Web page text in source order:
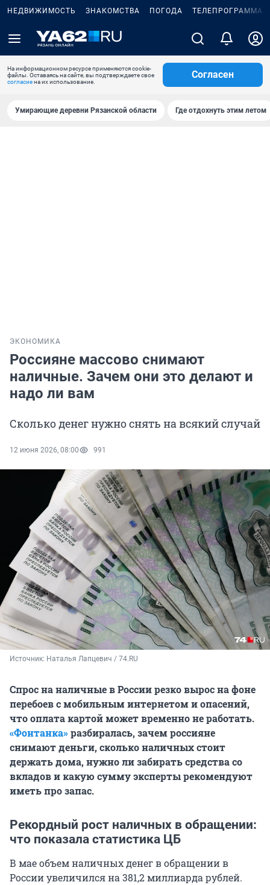
НЕДВИЖИМОСТЬ ЗНАКОМСТВА ПОГОДА ТЕЛЕПРОГРАММА
На информационном ресурсе применяются cookie-
файлы. Оставаясь на сайте, вы подтверждаете свое
согласиена их использование.
Согласен
Умирающие деревни Рязанской области Где отдохнуть этим летом
ЭКОНОМИКА
Россияне массово снимают
наличные. Зачем они это делают и
надо ли вам
Сколько денег нужно снять на всякий случай
12 июня 2026, 08:00 991
Источник: Наталья Лапцевич / 74.RU
Спрос на наличные в России резко вырос на фоне
перебоев с мобильным интернетом и опасений,
что оплата картой может временно не работать.
«Фонтанка»разбиралась, зачем россияне
снимают деньги, сколько наличных стоит
держать дома, нужно ли забирать средства со
вкладов и какую сумму эксперты рекомендуют
иметь про запас.
Рекордный рост наличных в обращении:
что показала статистика ЦБ
В мае объем наличных денег в обращении в
России увеличился на 381,2 миллиарда рублей.